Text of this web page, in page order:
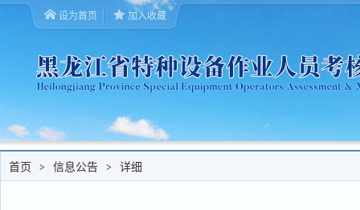
设为首页 加入收藏
首页 > 信息公告 > 详细